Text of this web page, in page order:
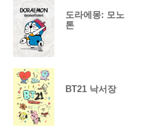
도라에몽: 모노
톤
BT21 낙서장